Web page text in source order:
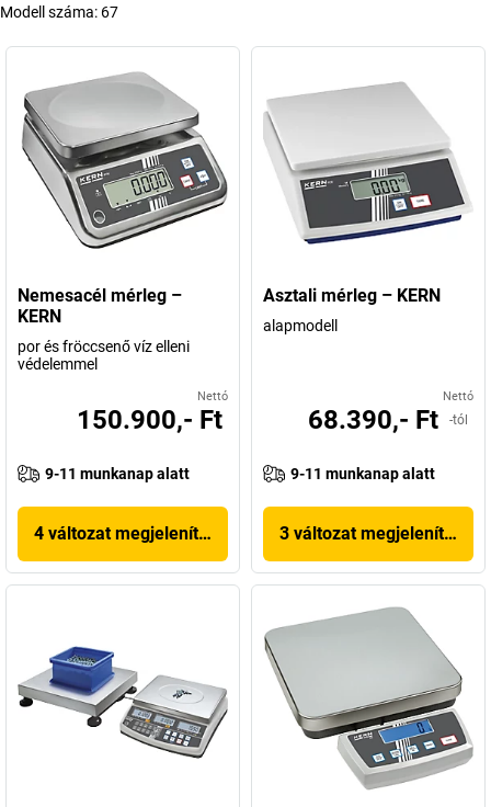
Modell száma: 67
Nemesacél mérleg –
KERN
por és fröccsenő víz elleni
védelemmel
Nettó
150.900,- Ft
9-11 munkanap alatt
4 változat megjelenítése
Asztali mérleg – KERN
alapmodell
Nettó
68.390,- Ft -tól
9-11 munkanap alatt
3 változat megjelenítése